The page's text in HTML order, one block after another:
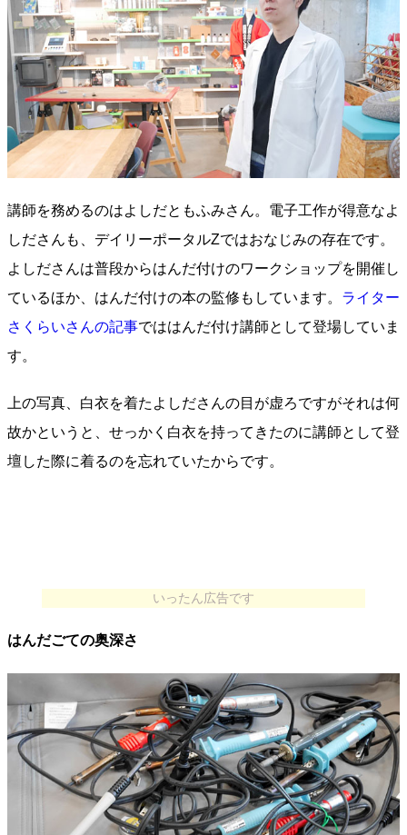
講師を務めるのはよしだともふみさん。電子工作が得意なよ
しださんも、デイリーポータルZではおなじみの存在です。
よしださんは普段からはんだ付けのワークショップを開催し
ているほか、はんだ付けの本の監修もしています。 ライター
さくらいさんの記事でははんだ付け講師として登場していま
す。
上の写真、白衣を着たよしださんの目が虚ろですがそれは何
故かというと、せっかく白衣を持ってきたのに講師として登
壇した際に着るのを忘れていたからです。
いったん広告です
はんだごての奥深さ